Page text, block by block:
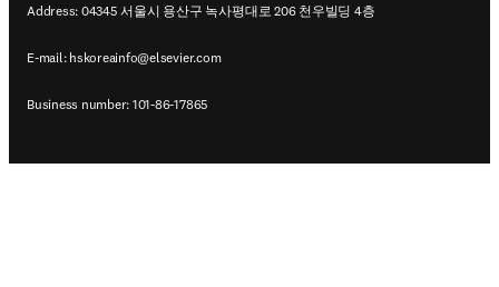
Address: 04345 서울시 용산구 녹사평대로 206 천우빌딩 4층
E-mail: hskoreainfo@elsevier.com
Business number: 101-86-17865